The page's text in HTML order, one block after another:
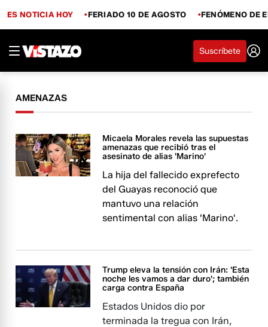
ES NOTICIA HOY FERIADO 10 DE AGOSTO FENÓMENO DE
Suscríbete
AMENAZAS
Micaela Morales revela las supuestas
amenazas que recibió tras el
asesinato de alias 'Marino'
La hija del fallecido exprefecto
del Guayas reconoció que
mantuvo una relación
sentimental con alias 'Marino'.
Trump eleva la tensión con Irán: 'Esta
noche les vamos a dar duro'; también
carga contra España
Estados Unidos dio por
terminada la tregua con Irán,